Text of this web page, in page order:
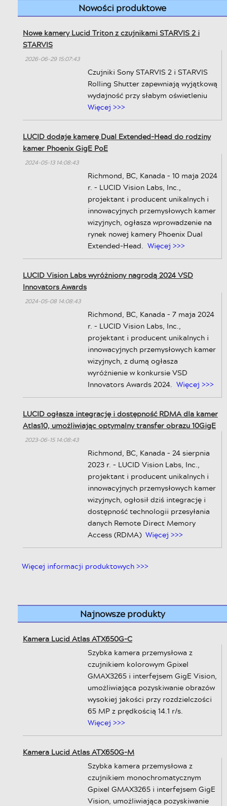
Nowości produktowe
Nowe kamery Lucid Triton z czujnikami STARVIS 2 i
STARVIS
2026-06-29 15:07:43
Czujniki Sony STARVIS 2 i STARVIS
Rolling Shutter zapewniają wyjątkową
wydajność przy słabym oświetleniu
Więcej >>>
LUCID dodaje kamerę Dual Extended-Head do rodziny
kamer Phoenix GigE PoE
2024-05-13 14:08:43
Richmond, BC, Kanada – 10 maja 2024
r. – LUCID Vision Labs, Inc.,
projektant i producent unikalnych i
innowacyjnych przemysłowych kamer
wizyjnych, ogłasza wprowadzenie na
rynek nowej kamery Phoenix Dual
Extended-Head. Więcej >>>
LUCID Vision Labs wyróżniony nagrodą 2024 VSD
Innovators Awards
2024-05-08 14:08:43
Richmond, BC, Kanada – 7 maja 2024
r. – LUCID Vision Labs, Inc.,
projektant i producent unikalnych i
innowacyjnych przemysłowych kamer
wizyjnych, z dumą ogłasza
wyróżnienie w konkursie VSD
Innovators Awards 2024. Więcej >>>
LUCID ogłasza integrację i dostępność RDMA dla kamer
Atlas10, umożliwiając optymalny transfer obrazu 10GigE
2023-06-15 14:08:43
Richmond, BC, Kanada – 24 sierpnia
2023 r. – LUCID Vision Labs, Inc.,
projektant i producent unikalnych i
innowacyjnych przemysłowych kamer
wizyjnych, ogłosił dziś integrację i
dostępność technologii przesyłania
danych Remote Direct Memory
Access (RDMA) Więcej >>>
Więcej informacji produktowych >>>
Najnowsze produkty
Kamera Lucid Atlas ATX650G-C
Szybka kamera przemysłowa z
czujnikiem kolorowym Gpixel
GMAX3265 i interfejsem GigE Vision,
umożliwiająca pozyskiwanie obrazów
wysokiej jakości przy rozdzielczości
65 MP z prędkością 14.1 r/s.
Więcej >>>
Kamera Lucid Atlas ATX650G-M
Szybka kamera przemysłowa z
czujnikiem monochromatycznym
Gpixel GMAX3265 i interfejsem GigE
Vision, umożliwiająca pozyskiwanie